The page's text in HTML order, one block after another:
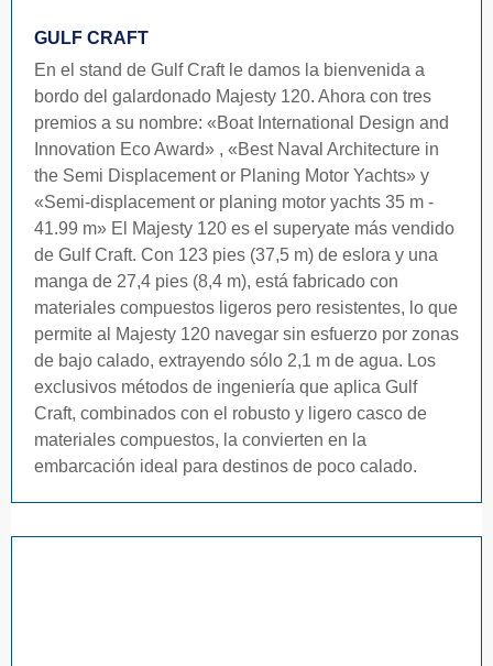
GULF CRAFT
En el stand de Gulf Craft le damos la bienvenida a
bordo del galardonado Majesty 120. Ahora con tres
premios a su nombre: «Boat International Design and
Innovation Eco Award» , «Best Naval Architecture in
the Semi Displacement or Planing Motor Yachts» y
«Semi-displacement or planing motor yachts 35 m -
41.99 m» El Majesty 120 es el superyate más vendido
de Gulf Craft. Con 123 pies (37,5 m) de eslora y una
manga de 27,4 pies (8,4 m), está fabricado con
materiales compuestos ligeros pero resistentes, lo que
permite al Majesty 120 navegar sin esfuerzo por zonas
de bajo calado, extrayendo sólo 2,1 m de agua. Los
exclusivos métodos de ingeniería que aplica Gulf
Craft, combinados con el robusto y ligero casco de
materiales compuestos, la convierten en la
embarcación ideal para destinos de poco calado.